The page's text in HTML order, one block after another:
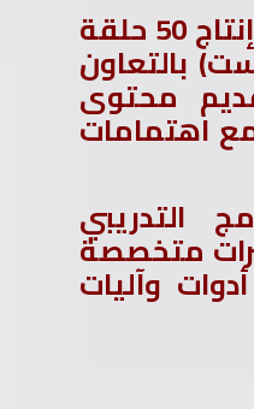
البورصة: إعداد وإنتاج 50 حلقة
بالتعاون
محتوى
اهتمامات
التدريبي
متخصصة
وآليات